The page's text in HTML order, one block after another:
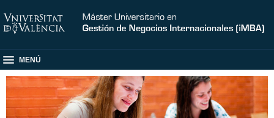
MENÚ